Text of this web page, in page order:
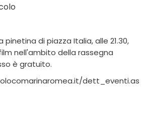
pinetina di piazza Italia, alle 21.30,
nell'ambito della rassegna
è gratuito.
dett_eventi.as